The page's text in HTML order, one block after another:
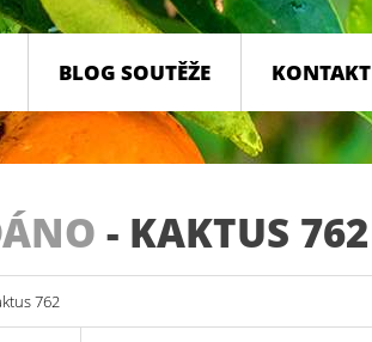
BLOG SOUTĚŽE KONTAKT
- KAKTUS 762
762